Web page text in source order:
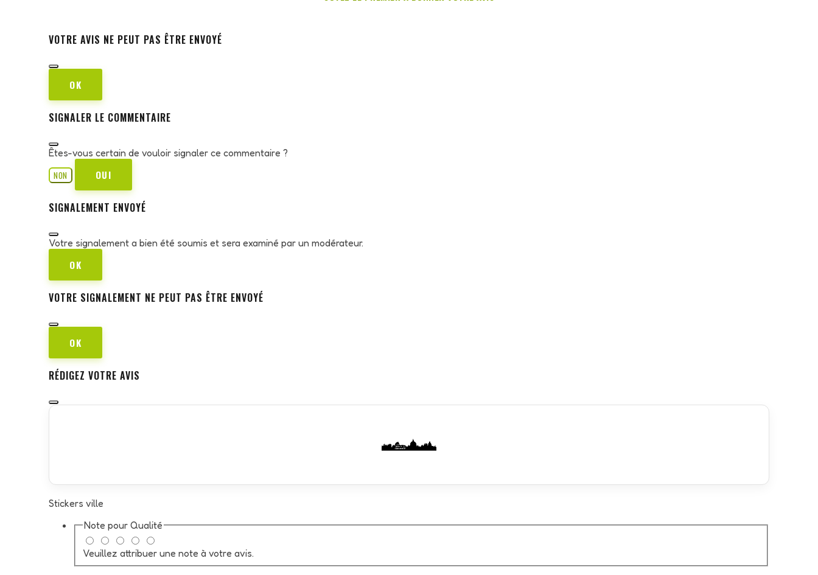
VOTRE AVIS NE PEUT PAS ÊTRE ENVOYÉ
OK
SIGNALER LE COMMENTAIRE
Êtes-vous certain de vouloir signaler ce commentaire ?
NON
OUI
SIGNALEMENT ENVOYÉ
Votre signalement a bien été soumis et sera examiné par un modérateur.
OK
VOTRE SIGNALEMENT NE PEUT PAS ÊTRE ENVOYÉ
OK
RÉDIGEZ VOTRE AVIS
Stickers ville
Note pour Qualité
Veuillez attribuer une note à votre avis.